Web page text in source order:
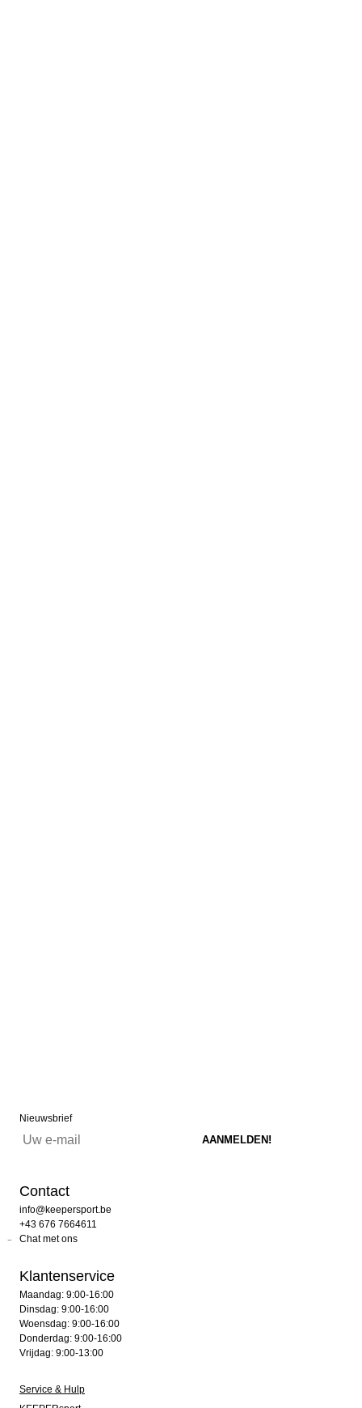
Nieuwsbrief
Contact
info@keepersport.be
+43 676 7664611
Chat met ons
Klantenservice
Maandag: 9:00-16:00
Dinsdag: 9:00-16:00
Woensdag: 9:00-16:00
Donderdag: 9:00-16:00
Vrijdag: 9:00-13:00
Service & Hulp